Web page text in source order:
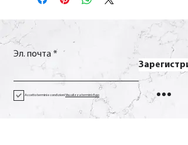
Эл. почта
Accetto termini e condizioniVisualizza termini d'uso